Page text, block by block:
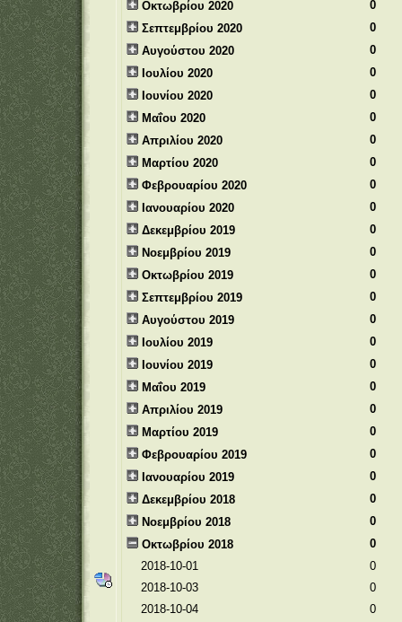
Οκτωβρίου 2020
0
Σεπτεμβρίου 2020
0
Αυγούστου 2020
0
Ιουλίου 2020
0
Ιουνίου 2020
0
Μαΐου 2020
0
Απριλίου 2020
0
Μαρτίου 2020
0
Φεβρουαρίου 2020
0
Ιανουαρίου 2020
0
Δεκεμβρίου 2019
0
Νοεμβρίου 2019
0
Οκτωβρίου 2019
0
Σεπτεμβρίου 2019
0
Αυγούστου 2019
0
Ιουλίου 2019
0
Ιουνίου 2019
0
Μαΐου 2019
0
Απριλίου 2019
0
Μαρτίου 2019
0
Φεβρουαρίου 2019
0
Ιανουαρίου 2019
0
Δεκεμβρίου 2018
0
Νοεμβρίου 2018
0
Οκτωβρίου 2018
0
2018-10-01
0
2018-10-03
0
2018-10-04
0